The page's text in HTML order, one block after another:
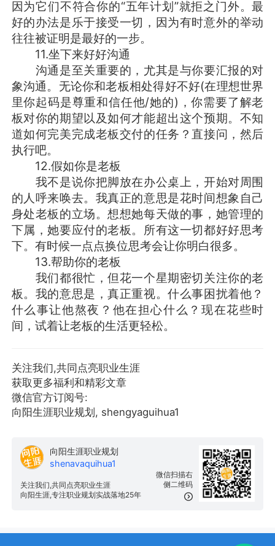
因为它们不符合你的“五年计划”就拒之门外。最
好的办法是乐于接受一切，因为有时意外的举动
往往被证明是最好的一步。
11.坐下来好好沟通
沟通是至关重要的，尤其是与你要汇报的对
象沟通。无论你和老板相处得好不好(在理想世界
里你起码是尊重和信任他/她的)，你需要了解老
板对你的期望以及如何才能超出这个预期。不知
道如何完美完成老板交付的任务？直接问，然后
执行吧。
12.假如你是老板
我不是说你把脚放在办公桌上，开始对周围
的人呼来唤去。我真正的意思是花时间想象自己
身处老板的立场。想想她每天做的事，她管理的
下属，她要应付的老板。所有这一切都好好思考
下。有时候一点点换位思考会让你明白很多。
13.帮助你的老板
我们都很忙，但花一个星期密切关注你的老
板。我的意思是，真正重视。什么事困扰着他？
什么事让他熬夜？他在担心什么？现在花些时
间，试着让老板的生活更轻松。
关注我们,共同点亮职业生涯
获取更多福利和精彩文章
微信官方订阅号:
向阳生涯职业规划, shengyaguihua1
微信扫描右
侧二维码
向阳生涯职业规划
shenavaquihua1
关注我们,共同点亮职业生涯
向阳生涯,专注职业规划实战落地25年